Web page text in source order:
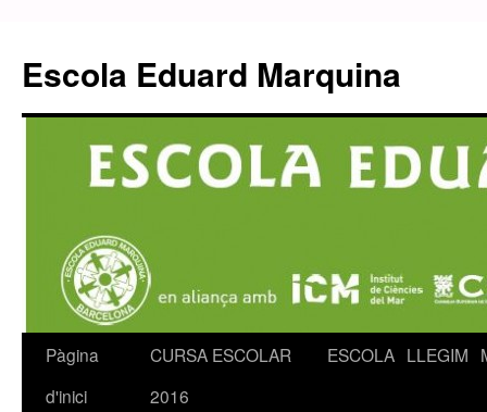
Escola Eduard Marquina
Vés
Pàgina
d'inici
CURSA ESCOLAR
2016
ESCOLA LLEGIM